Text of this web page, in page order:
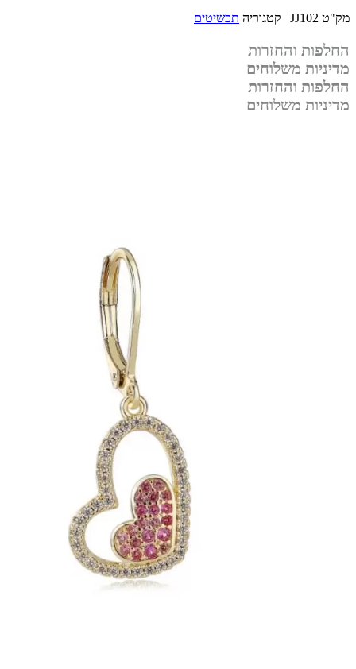
מק"ט JJ102 קטגוריה תכשיטים
החלפות והחזרות
מדיניות משלוחים
החלפות והחזרות
מדיניות משלוחים